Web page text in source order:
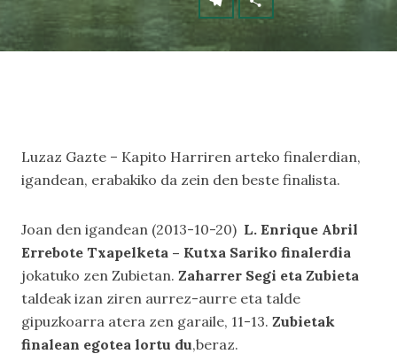
Luzaz Gazte – Kapito Harriren arteko finalerdian,
igandean, erabakiko da zein den beste finalista.
Joan den igandean (2013-10-20) L. Enrique Abril
Errebote Txapelketa – Kutxa Sariko finalerdia
jokatuko zen Zubietan. Zaharrer Segi eta Zubieta
taldeak izan ziren aurrez-aurre eta talde
gipuzkoarra atera zen garaile, 11-13. Zubietak
finalean egotea lortu du,beraz.